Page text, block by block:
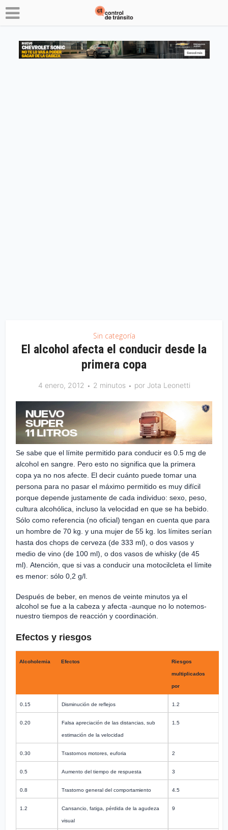
Sin categoría
El alcohol afecta el conducir desde la
primera copa
4 enero, 2012 2 minutos por Jota Leonetti
Se sabe que el límite permitido para conducir es 0.5 mg de
alcohol en sangre. Pero esto no significa que la primera
copa ya no nos afecte. El decir cuánto puede tomar una
persona para no pasar el máximo permitido es muy difícil
porque depende justamente de cada individuo: sexo, peso,
cultura alcohólica, incluso la velocidad en que se ha bebido.
Sólo como referencia (no oficial) tengan en cuenta que para
un hombre de 70 kg. y una mujer de 55 kg. los límites serían
hasta dos chops de cerveza (de 333 ml), o dos vasos y
medio de vino (de 100 ml), o dos vasos de whisky (de 45
ml).Atención, que si vas a conducir una motocilcleta el límite
es menor: sólo0,2 g/l.
Después de beber, en menos de veinte minutos ya el
alcohol se fue a la cabeza y afecta -aunque no lo notemos-
nuestro tiempos de reacción y coordinación.
Efectos y riesgos
Alcoholemia Efectos Riesgos
multiplicados
por
0.15 Disminución de reflejos 1.2
0.20 Falsa apreciación de las distancias, sub
estimación de la velocidad
1.5
0.30 Trastornos motores, euforia 2
0.5 Aumento del tiempo de respuesta 3
0.8 Trastorno general del comportamiento 4.5
1.2 Cansancio, fatiga, pérdida de la agudeza
visual
9